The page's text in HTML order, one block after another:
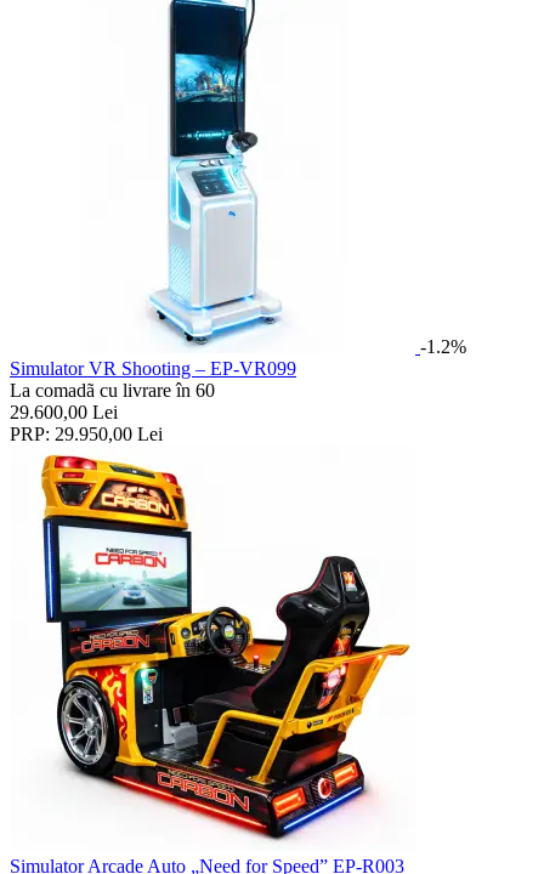
-1.2%
Simulator VR Shooting – EP-VR099
La comadã cu livrare în 60
29.600,00 Lei
PRP: 29.950,00 Lei
Simulator Arcade Auto „Need for Speed” EP-R003